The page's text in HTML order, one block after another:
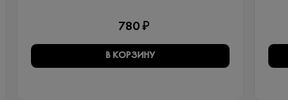
780 ₽
В КОРЗИНУ